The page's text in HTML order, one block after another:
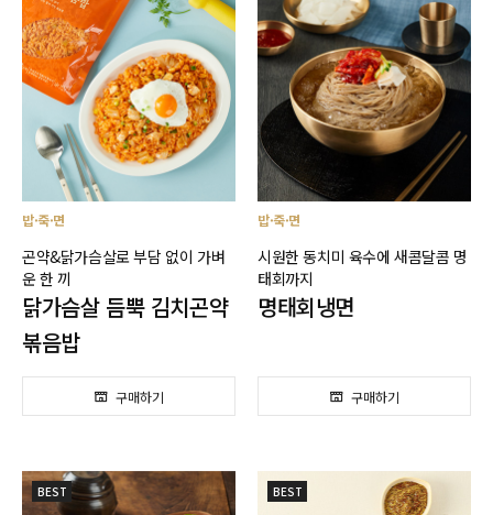
밥·죽·면
곤약&닭가슴살로 부담 없이 가벼
운 한 끼
닭가슴살 듬뿍 김치곤약
볶음밥
밥·죽·면
시원한 동치미 육수에 새콤달콤 명
태회까지
명태회냉면
BEST BEST